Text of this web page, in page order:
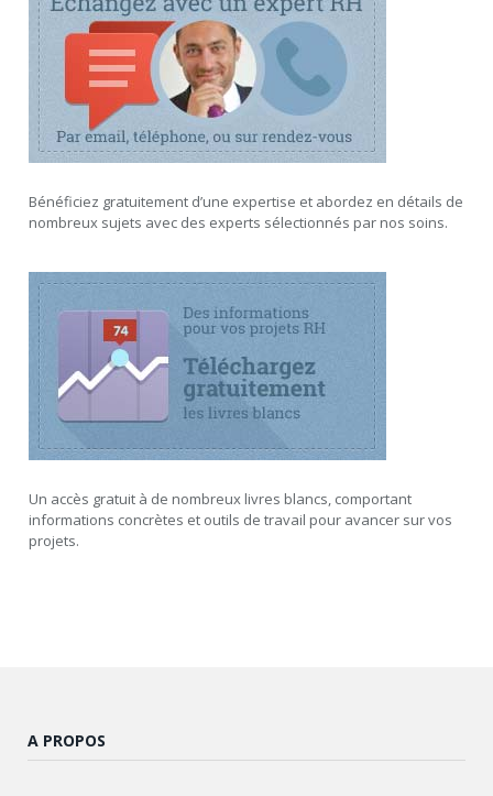
Bénéficiez gratuitement d’une expertise et abordez en détails de
nombreux sujets avec des experts sélectionnés par nos soins.
Un accès gratuit à de nombreux livres blancs, comportant
informations concrètes et outils de travail pour avancer sur vos
projets.
A PROPOS